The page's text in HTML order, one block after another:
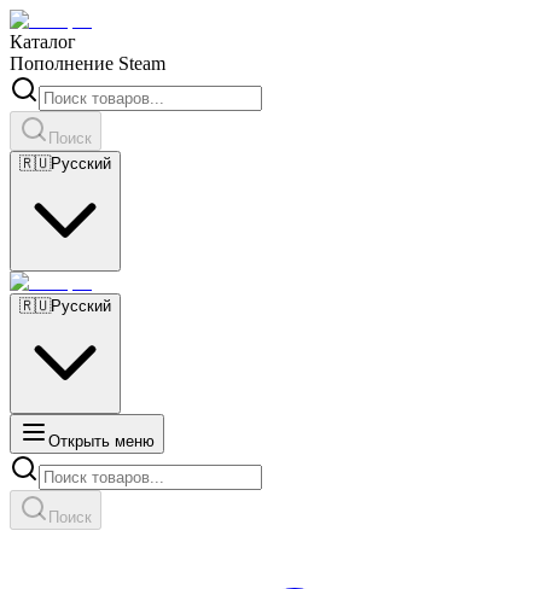
Каталог
Пополнение Steam
Поиск
🇷🇺Русский
🇷🇺Русский
Открыть меню
Поиск